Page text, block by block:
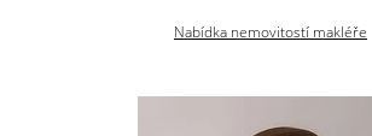
Nabídka nemovitostí makléře